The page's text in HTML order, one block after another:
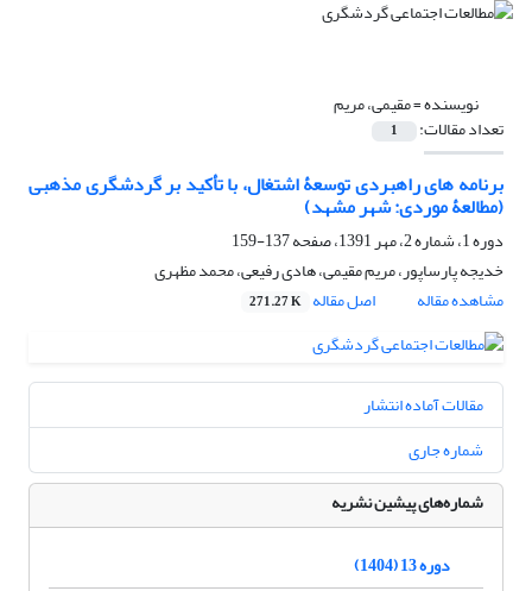
نویسنده =مقیمی، مریم
تعداد مقالات: 1
برنامه های راهبردی توسعۀ اشتغال، با تأکید بر گردشگری مذهبی
(مطالعۀ موردی: شهر مشهد)
دوره 1، شماره 2، مهر 1391، صفحه
137-159
خدیجه پارساپور‌، مریم مقیمی، هادی رفیعی، محمد مظهری
مشاهده مقاله
اصل مقاله 271.27 K
مقالات آماده انتشار
شماره جاری
شماره‌های پیشین نشریه
دوره 13 (1404)